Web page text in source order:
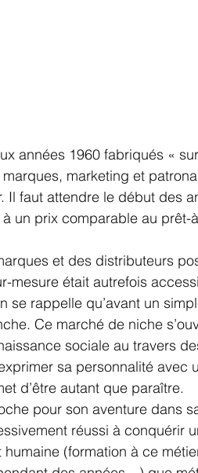
années 1960 fabriqués «
marketing et
Il faut attendre le début des
à un prix comparable au
et des distributeurs
mesure était autrefois
se rappelle qu’avant un
Ce marché de niche
sociale au travers
sa personnalité avec
d’être autant que paraître.
pour son aventure dans
réussi à conquérir
(formation à ce